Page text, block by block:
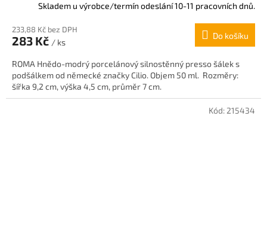
Skladem u výrobce/termín odeslání 10-11 pracovních dnů.
233,88 Kč bez DPH
283 Kč / ks
Do košíku
ROMA Hnědo-modrý porcelánový silnostěnný presso šálek s
podšálkem od německé značky Cilio. Objem 50 ml. Rozměry:
šířka 9,2 cm, výška 4,5 cm, průměr 7 cm.
Kód: 215434